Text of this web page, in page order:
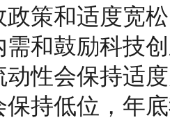
政策和适度宽
需和鼓励科技
动性会保持适
保持低位，年